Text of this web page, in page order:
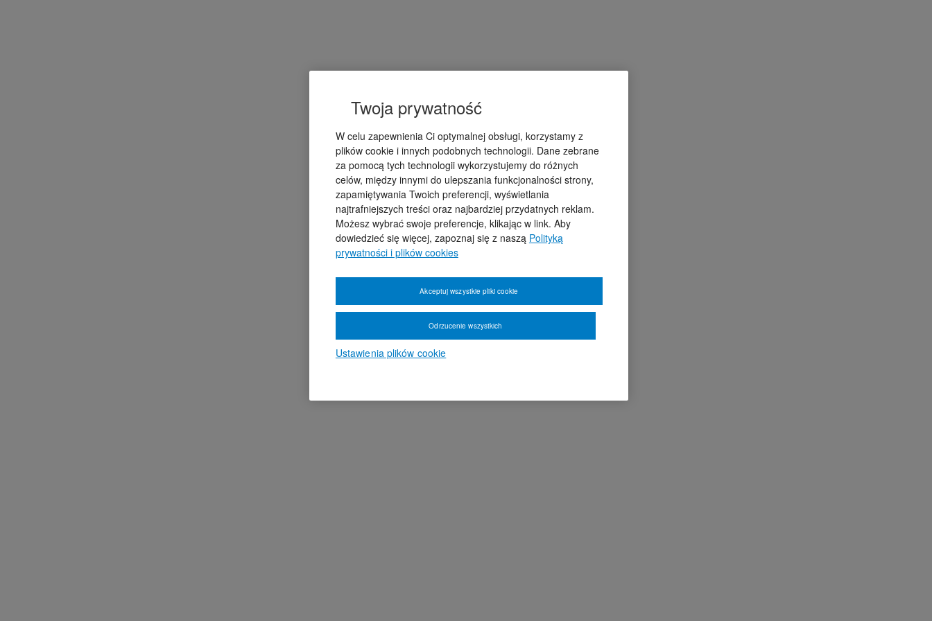
Twoja prywatność
W celu zapewnienia Ci optymalnej obsługi, korzystamy z
plików cookie i innych podobnych technologii. Dane zebrane
za pomocą tych technologii wykorzystujemy do różnych
celów, między innymi do ulepszania funkcjonalności strony,
zapamiętywania Twoich preferencji, wyświetlania
najtrafniejszych treści oraz najbardziej przydatnych reklam.
Możesz wybrać swoje preferencje, klikając w link. Aby
dowiedzieć się więcej, zapoznaj się z naszą Polityką
prywatności i plików cookies
Ustawienia plików cookie
Odrzucenie wszystkich
Akceptuj wszystkie pliki cookie